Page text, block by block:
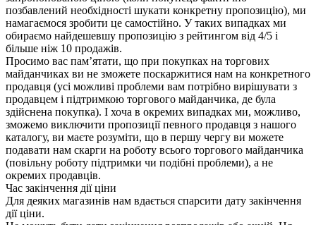
позбавлений необхідності шукати конкретну пропозицію), ми
намагаємося зробити це самостійно. У таких випадках ми
обираємо найдешевшу пропозицію з рейтингом від 4/5 і
більше ніж 10 продажів.
Просимо вас пам’ятати, що при покупках на торгових
майданчиках ви не зможете поскаржитися нам на конкретного
продавця (усі можливі проблеми вам потрібно вирішувати з
продавцем і підтримкою торгового майданчика, де була
здійснена покупка). І хоча в окремих випадках ми, можливо,
зможемо виключити пропозиції певного продавця з нашого
каталогу, ви маєте розуміти, що в першу чергу ви можете
подавати нам скарги на роботу всього торгового майданчика
(повільну роботу підтримки чи подібні проблеми), а не
окремих продавців.
Час закінчення дії ціни
Для деяких магазинів нам вдається спарсити дату закінчення
дії ціни.